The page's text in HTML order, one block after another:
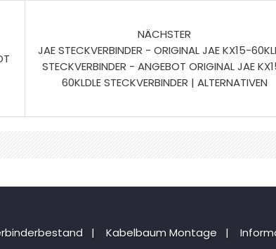
NÄCHSTER
JAE STECKVERBINDER - ORIGINAL JAE KX15-
STECKVERBINDER - ANGEBOT ORIGINAL JAE
60KLDLE STECKVERBINDER | ALTERNATIVEN
| Kabelbaum Montage |